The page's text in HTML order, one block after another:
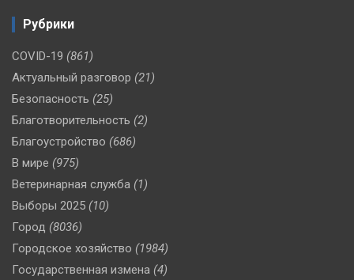
Рубрики
COVID-19 (861)
Актуальный разговор (21)
Безопасность (25)
Благотворительность (2)
Благоустройство (686)
В мире (975)
Ветеринарная служба (1)
Выборы 2025 (10)
Город (8036)
Городское хозяйство (1984)
Государственная измена (4)